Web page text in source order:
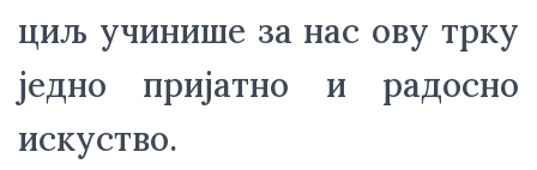
циљ учинише за нас ову трку
једно пријатно и радосно
искуство.